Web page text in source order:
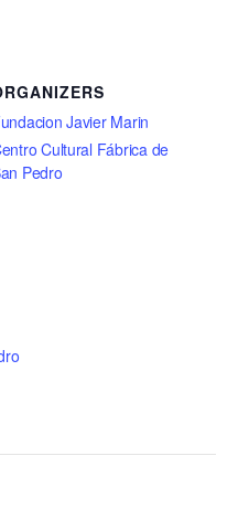
Javier Marin
Cultural Fábrica de
Pedro